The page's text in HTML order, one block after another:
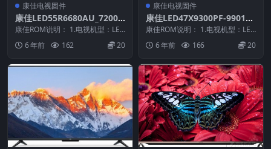
康佳电视固件
康佳LED55R6680AU_72000
714YT_99014338-V2.0.03_2
0150616原厂系统刷机电视固
件包下载
康佳ROM说明： 1.电视机型：LED
55R6680AU 2.物料号：99014...
6 年前 162 20
康佳电视固件
康佳LED47X9300PF-990121
07-V1.0.01原厂系统刷机电视
固件包下载
康佳ROM说明： 1.电视机型：LED
47X9300PF 2.物料号：99012...
6 年前 166 20